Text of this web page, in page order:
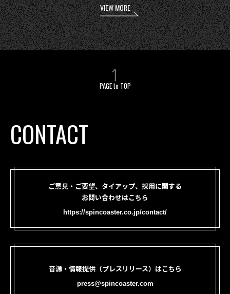
VIEW MORE
PAGE to TOP
CONTACT
ご意見・ご要望、タイアップ、採用に関する
お問い合わせはこちら
https://spincoaster.co.jp/contact/
音源・情報提供（プレスリリース）はこちら
press@spincoaster.com